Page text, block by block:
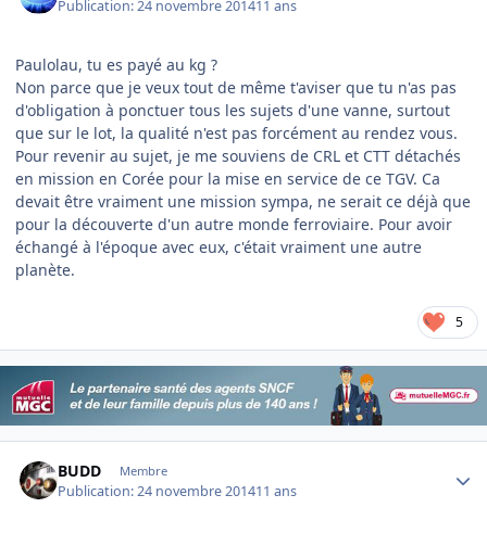
Publication:24 novembre 201411 ans
Paulolau, tu es payé au kg ?
Non parce que je veux tout de même t'aviser que tu n'as pas
d'obligation à ponctuer tous les sujets d'une vanne, surtout
que sur le lot, la qualité n'est pas forcément au rendez vous.
Pour revenir au sujet, je me souviens de CRL et CTT détachés
en mission en Corée pour la mise en service de ce TGV. Ca
devait être vraiment une mission sympa, ne serait ce déjà que
pour la découverte d'un autre monde ferroviaire. Pour avoir
échangé à l'époque avec eux, c'était vraiment une autre
planète.
5
BUDD Membre
Publication:24 novembre 201411 ans